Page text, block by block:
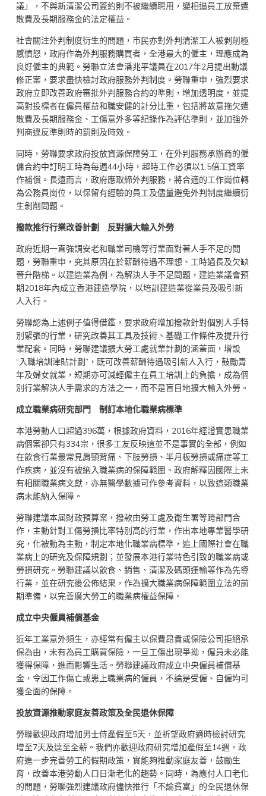
議」，不與新清潔公司簽約則不被繼續聘用，變相逼員工放棄遣
散費及長期服務金的法定權益。
社會關注外判制度衍生的問題，市民亦對外判清潔工人被剥削極
感憤怒，政府作為外判服務購買者，全港最大的僱主，理應成為
良好僱主的典範。勞聯立法會潘兆平議員在2017年2月提出動議
修正案，要求盡快檢討政府服務外判制度。勞聯重申，強烈要求
政府立即改善政府審批外判服務合約的準則，增加透明度，並提
高對投標者在僱員權益和職安健的計分比重，包括將故意拖欠遣
散費及長期服務金、工傷意外多等紀錄作為評估準則，並加強外
判商違反準則時的罰則及時效。
同時，勞聯要求政府投放資源保障勞工，在外判服務承辦商的僱
傭合約中訂明工時為每週44小時，超時工作必須以1.5倍工資率
作補償。長遠而言，政府應取締外判服務，將合適的工作崗位轉
為公務員崗位，以保留有經驗的員工及儘量避免外判制度繼續衍
生剝削問題。
撥款推行行業改善計劃 反對擴大輸入外勞
政府近期一直強調安老和職業司機等行業面對著人手不足的問
題，勞聯重申，究其原因在於薪酬待遇不理想、工時過長及欠缺
晉升階梯。以建造業為例，為解決人手不足問題，建造業議會預
期2018年內成立香港建造學院，以培訓建造業從業員及吸引新
人入行。
勞聯認為上述例子值得借鑑，要求政府增加撥款針對個別人手特
別緊張的行業，研究改善其工具及技術、基礎工作條件及提升行
業配套。同時，勞聯建議擴大勞工處就業計劃的涵蓋面，增設
“入職培訓津貼計劃”，既可改善薪酬待遇吸引新人入行，鼓勵青
年及婦女就業，短期亦可減輕僱主在員工培訓上的負擔，成為個
別行業解決人手需求的方法之一，而不是盲目地擴大輸入外勞。
成立職業病研究部門 制訂本地化職業病標準
本港勞動人口超過396萬，根據政府資料，2016年經證實患職業
病個案卻只有334宗，很多工友反映這並不是事實的全部，例如
在飲食行業最常見肩頸背痛、下肢勞損、半月板勞損或痛症等工
作疾病，並沒有被納入職業病的保障範圍。政府解釋因國際上未
有相關職業病文獻，亦無醫學數據可作參考資料，以致這類職業
病未能納入保障。
勞聯建議本屆財政預算案，撥款由勞工處及衛生署等跨部門合
作，主動針對工傷勞損比率特別高的行業，作出本地專業醫學研
究，化被動為主動，制定本地化職業病標準，追上國際社會在職
業病上的研究及保障規劃；並發展本港行業特色引致的職業病或
勞損研究。勞聯建議以飲食、銷售、清潔及碼頭運輸等作為先導
行業，並在研究後公佈結果，作為擴大職業病保障範圍立法的前
期準備，以完善廣大勞工的職業病權益保障。
成立中央僱員補償基金
近年工業意外頻生，亦經常有僱主以保費昂貴或保險公司拒絕承
保為由，未有為員工購買保險，一旦工傷出現爭拗，僱員未必能
獲得保障，進而影響生活。勞聯建議政府成立中央僱員補償基
金，令因工作傷亡或患上職業病的僱員，不論是受僱、自僱均可
獲全面的保障。
投放資源推動家庭友善政策及全民退休保障
勞聯歡迎政府增加男士侍產假至5天，並祈望政府適時檢討研究
增至7天及達至全薪。我們亦歡迎政府研究增加產假至14週。政
府進一步完善勞工的假期政策，實能夠推動家庭友善，鼓勵生
育，改善本港勞動人口日漸老化的趨勢。同時，為應付人口老化
的問題，勞聯強烈建議政府儘快推行「不論貧富」的全民退休保